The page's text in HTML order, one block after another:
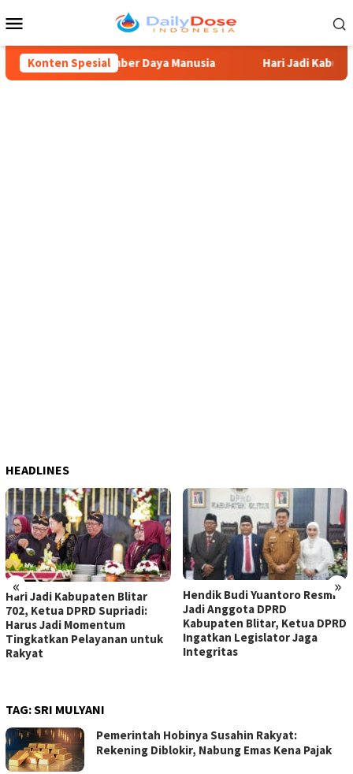
ke
Mobile
Konten Spesial
Sumber Daya Manusia Hari Jadi Kabupaten
HEADLINES
« »
Hari Jadi Kabupaten Blitar
702, Ketua DPRD Supriadi:
Harus Jadi Momentum
Tingkatkan Pelayanan untuk
Rakyat
Hendik Budi Yuantoro Resmi
Jadi Anggota DPRD
Kabupaten Blitar, Ketua DPRD
Ingatkan Legislator Jaga
Integritas
TAG:SRI MULYANI
Pemerintah Hobinya Susahin Rakyat:
Rekening Diblokir, Nabung Emas Kena Pajak